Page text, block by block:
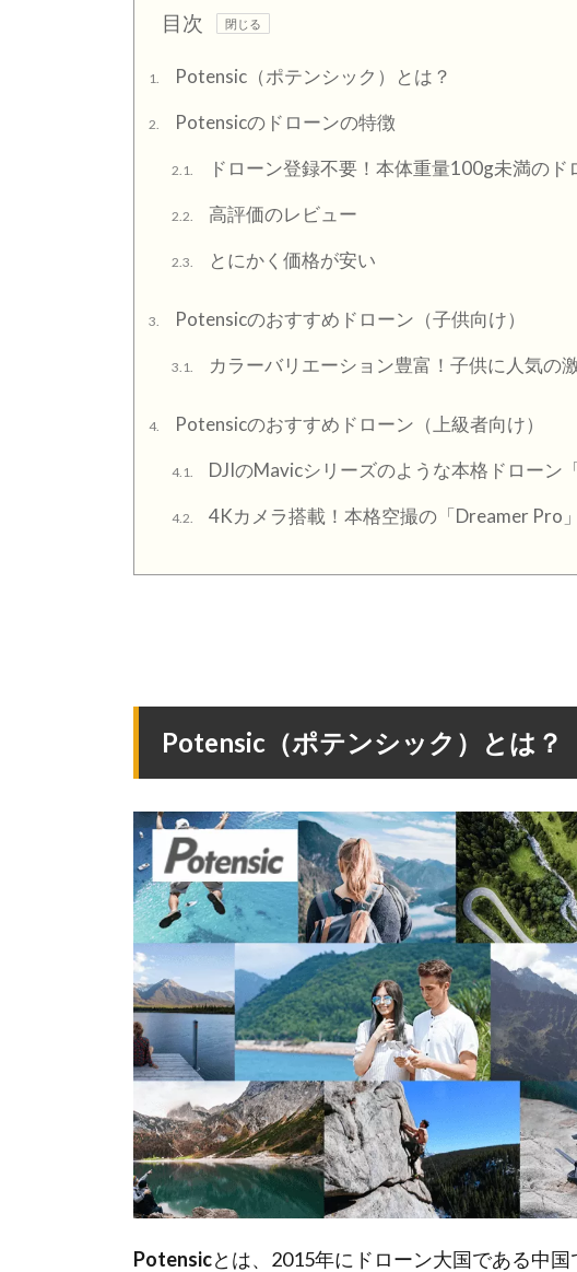
目次
1. Potensic（ポテンシック）とは？
2. Potensicのドローンの特徴
2.1. ドローン登録不要！本体重量100g未満のド
2.2. 高評価のレビュー
2.3. とにかく価格が安い
3. Potensicのおすすめドローン（子供向け）
3.1. カラーバリエーション豊富！子供に人気の
4. Potensicのおすすめドローン（上級者向け）
4.1. DJIのMavicシリーズのような本格ドローン「
4.2. 4Kカメラ搭載！本格空撮の「Dreamer Pro」
Potensic（ポテンシック）とは？
Potensicとは、2015年にドローン大国である中